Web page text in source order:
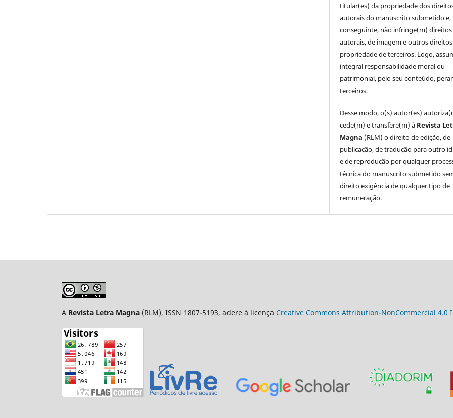
titular(es) da propriedade dos
autorais do manuscrito submetido e,
conseguinte, não infringe(m) direitos
autorais, de imagem e outros
propriedade de terceiros. Logo,
integral responsabilidade moral ou
patrimonial, pelo seu conteúdo,
terceiros.
Desse modo, o(s) autor(es)
cede(m) e transfere(m) à Revista
Magna (RLM) o direito de edição, de
publicação, de tradução para outro
e de reprodução por qualquer
técnica do manuscrito submetido
direito exigência de qualquer tipo de
remuneração.
A Revista Letra Magna (RLM), ISSN 1807-5193, adere à licença Creative Commons Attribution-NonCommercial 4.0